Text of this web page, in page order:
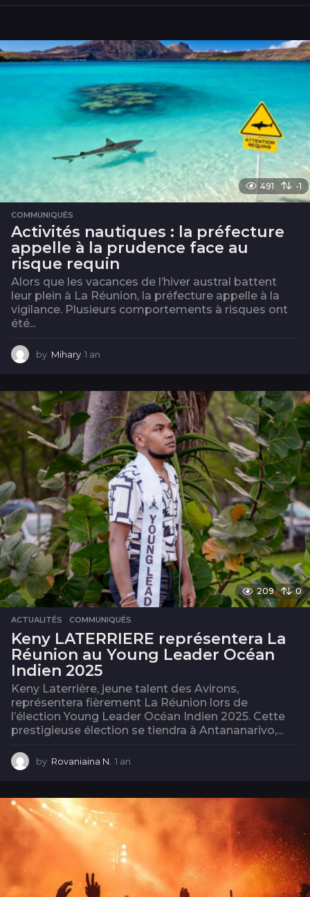
491 -1
COMMUNIQUÉS
Activités nautiques : la préfecture
appelle à la prudence face au
risque requin
Alors que les vacances de l’hiver austral battent
leur plein à La Réunion, la préfecture appelle à la
vigilance. Plusieurs comportements à risques ont
été...
by Mihary 1 an
209 0
ACTUALITÉS ,COMMUNIQUÉS
Keny LATERRIERE représentera La
Réunion au Young Leader Océan
Indien 2025
Keny Laterrière, jeune talent des Avirons,
représentera fièrement La Réunion lors de
l’élection Young Leader Océan Indien 2025. Cette
prestigieuse élection se tiendra à Antananarivo,...
by Rovaniaina N. 1 an